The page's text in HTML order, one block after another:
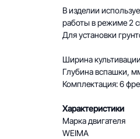
В изделии
работы в режиме 2
Для установки
Ширина
Глубина вспашки,
Комплектация: 6
Характеристики
Марка двигателя
WEIMA